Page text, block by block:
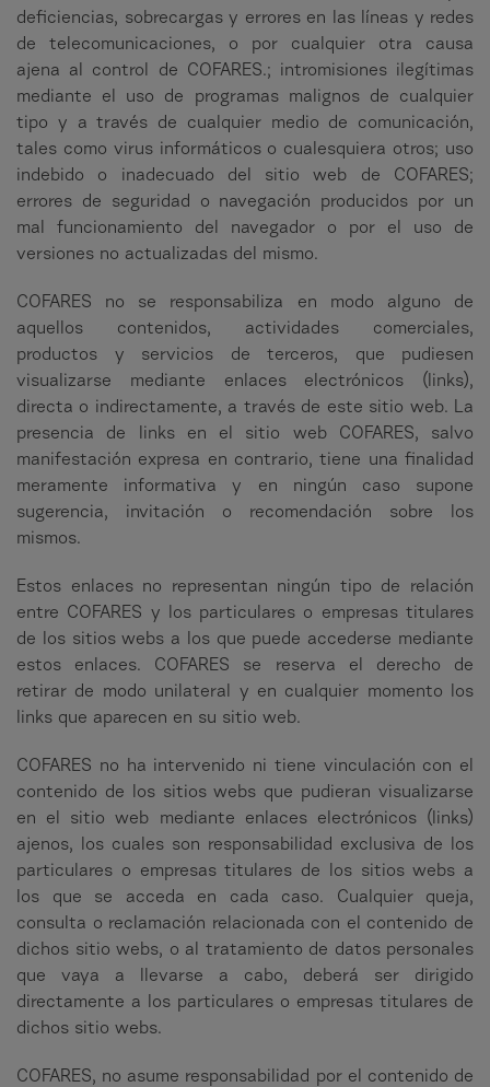
deficiencias, sobrecargas y errores en las líneas y redes
de telecomunicaciones, o por cualquier otra causa
ajena al control de COFARES.; intromisiones ilegítimas
mediante el uso de programas malignos de cualquier
tipo y a través de cualquier medio de comunicación,
tales como virus informáticos o cualesquiera otros; uso
indebido o inadecuado del sitio web de COFARES;
errores de seguridad o navegación producidos por un
mal funcionamiento del navegador o por el uso de
versiones no actualizadas del mismo.
COFARES no se responsabiliza en modo alguno de
aquellos contenidos, actividades comerciales,
productos y servicios de terceros, que pudiesen
visualizarse mediante enlaces electrónicos (links),
directa o indirectamente, a través de este sitio web. La
presencia de links en el sitio web COFARES, salvo
manifestación expresa en contrario, tiene una finalidad
meramente informativa y en ningún caso supone
sugerencia, invitación o recomendación sobre los
mismos.
Estos enlaces no representan ningún tipo de relación
entre COFARES y los particulares o empresas titulares
de los sitios webs a los que puede accederse mediante
estos enlaces. COFARES se reserva el derecho de
retirar de modo unilateral y en cualquier momento los
links que aparecen en su sitio web.
COFARES no ha intervenido ni tiene vinculación con el
contenido de los sitios webs que pudieran visualizarse
en el sitio web mediante enlaces electrónicos (links)
ajenos, los cuales son responsabilidad exclusiva de los
particulares o empresas titulares de los sitios webs a
los que se acceda en cada caso. Cualquier queja,
consulta o reclamación relacionada con el contenido de
dichos sitio webs, o al tratamiento de datos personales
que vaya a llevarse a cabo, deberá ser dirigido
directamente a los particulares o empresas titulares de
dichos sitio webs.
COFARES, no asume responsabilidad por el contenido de